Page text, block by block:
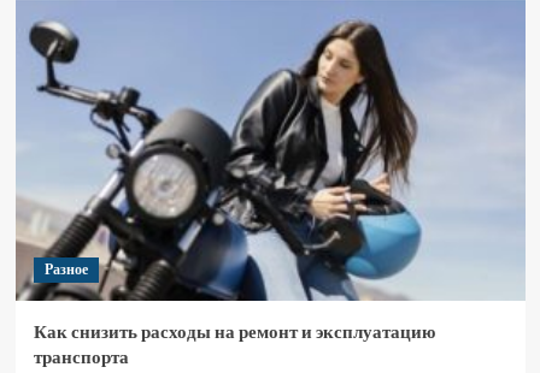
Разное
Как снизить расходы на ремонт и эксплуатацию
транспорта